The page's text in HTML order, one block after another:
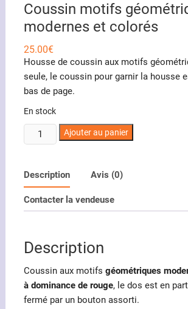
Coussin motifs
modernes et colorés
25.00€
Housse de coussin aux motifs
seule, le coussin pour garnir la housse
bas de page.
En stock
quantité
de
motifs
géométriques
modernes
Ajouter au panier
Description Avis (0)
Contacter la vendeuse
Description
Coussin aux motifs géométriques
à dominance de rouge, le dos est en
fermé par un bouton assorti.